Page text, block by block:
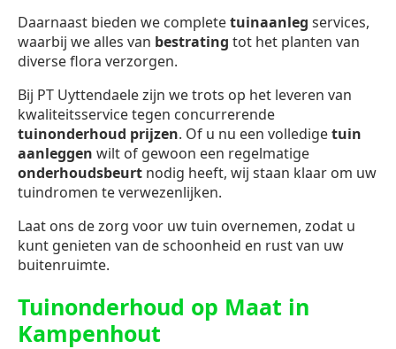
Daarnaast bieden we completetuinaanleg services,
waarbij we alles van bestrating tot het planten van
diverse flora verzorgen.
Bij PT Uyttendaele zijn we trots op het leveren van
kwaliteitsservice tegen concurrerende
tuinonderhoud prijzen. Of u nu een volledigetuin
aanleggen wilt of gewoon een regelmatige
onderhoudsbeurt nodig heeft, wij staan klaar om uw
tuindromen te verwezenlijken.
Laat ons de zorg voor uw tuin overnemen, zodat u
kunt genieten van de schoonheid en rust van uw
buitenruimte.
Tuinonderhoud op Maat in
Kampenhout